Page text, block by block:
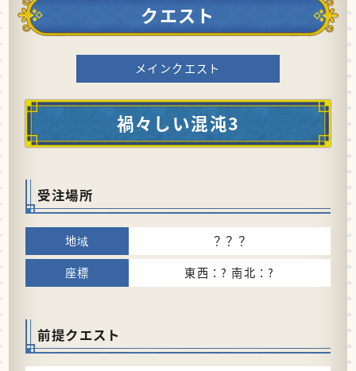
クエスト
メインクエスト
禍々しい混沌3
受注場所
？？？
東西：? 南北：?
前提クエスト